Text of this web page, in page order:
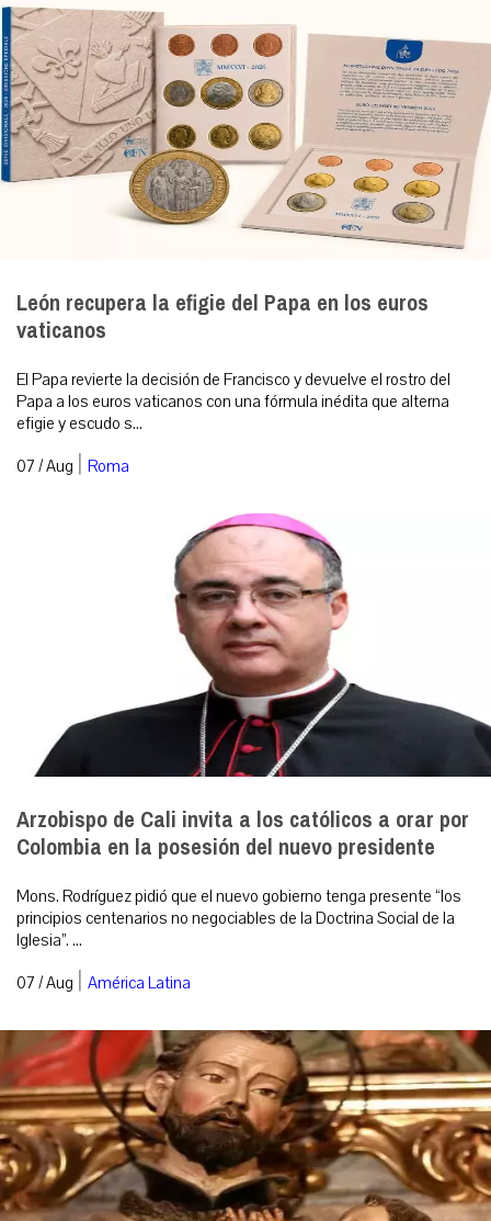
León recupera la efigie del Papa en los euros
vaticanos
El Papa revierte la decisión de Francisco y devuelve el rostro del
Papa a los euros vaticanos con una fórmula inédita que alterna
efigie y escudo s...
07 / Aug | Roma
Arzobispo de Cali invita a los católicos a orar por
Colombia en la posesión del nuevo presidente
Mons. Rodríguez pidió que el nuevo gobierno tenga presente “los
principios centenarios no negociables de la Doctrina Social de la
Iglesia”. ...
07 / Aug | América Latina